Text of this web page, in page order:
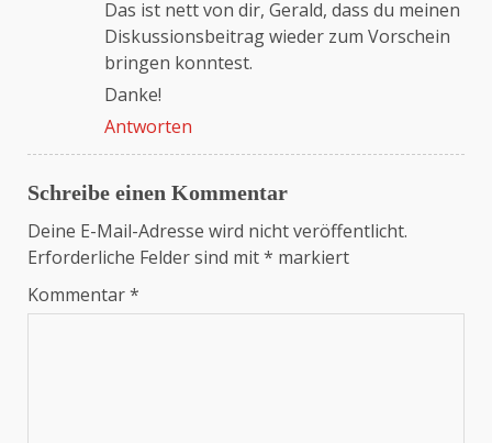
Das ist nett von dir, Gerald, dass du meinen
Diskussionsbeitrag wieder zum Vorschein
bringen konntest.
Danke!
Antworten
Schreibe einen Kommentar
Deine E-Mail-Adresse wird nicht veröffentlicht.
Erforderliche Felder sind mit* markiert
Kommentar*